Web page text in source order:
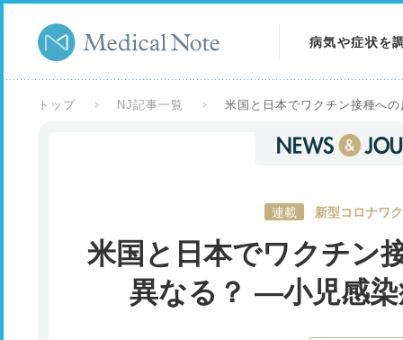
病気や症状を
症状を調べる
トップ NJ記事一覧 米国と日本でワクチン接種へ
連載 新型コロナワ
米国と日本でワクチン
異なる？ ―小児感